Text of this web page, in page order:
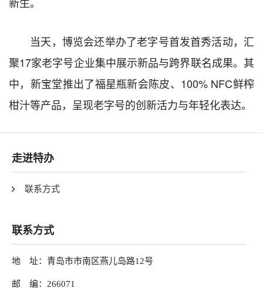
当天，博览会还举办了老字号首发首秀活动，汇
聚17家老字号企业集中展示新品与跨界联名成果。其
中，新宝堂推出了福星瓶新会陈皮、100% NFC鲜榨
柑汁等产品，呈现老字号的创新活力与年轻化表达。
走进特办
联系方式
联系方式
地 址：青岛市市南区燕儿岛路12号
邮 编：266071